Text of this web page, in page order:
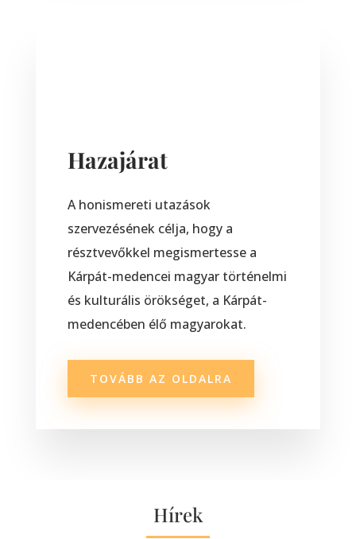
Hazajárat
A honismereti utazások
szervezésének célja, hogy a
résztvevőkkel megismertesse a
Kárpát-medencei magyar történelmi
és kulturális örökséget, a Kárpát-
medencében élő magyarokat.
TOVÁBB AZ OLDALRA
Hírek